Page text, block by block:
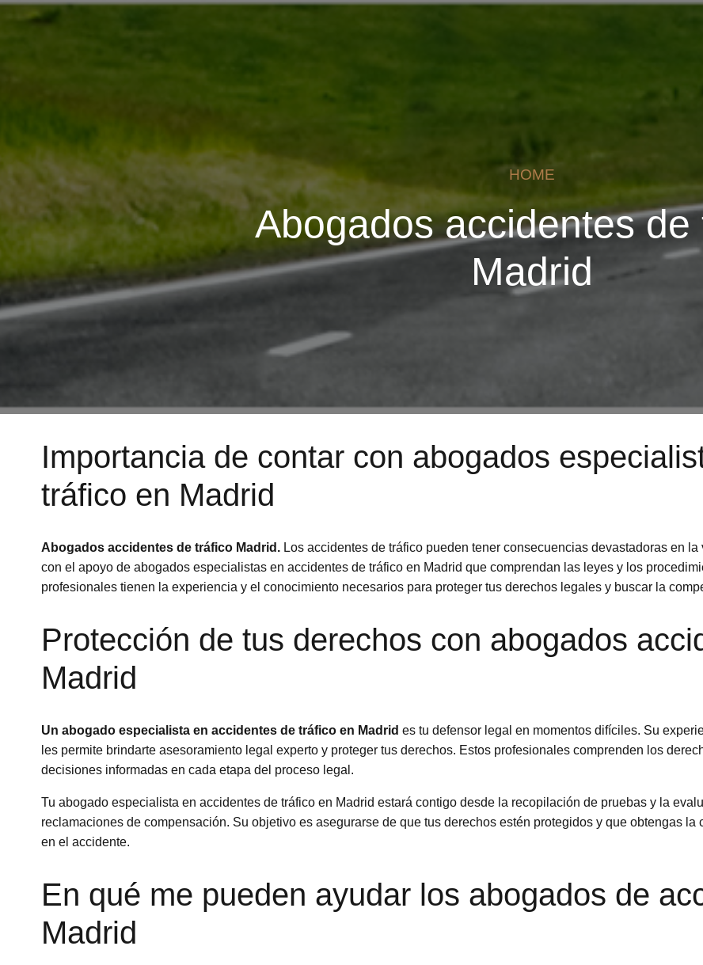
HOME
Abogados accidentes de
Madrid
Importancia de contar con abogados
tráfico en Madrid
Abogados accidentes de tráfico Madrid. Los accidentes de tráfico pueden tener consecuencias devastadoras en
con el apoyo de abogados especialistas en accidentes de tráfico en Madrid que comprendan las leyes y los
profesionales tienen la experiencia y el conocimiento necesarios para proteger tus derechos legales y buscar la
Protección de tus derechos con abogados
Madrid
Un abogado especialista en accidentes de tráfico en Madrid es tu defensor legal en momentos difíciles. Su
les permite brindarte asesoramiento legal experto y proteger tus derechos. Estos profesionales comprenden los
decisiones informadas en cada etapa del proceso legal.
Tu abogado especialista en accidentes de tráfico en Madrid estará contigo desde la recopilación de pruebas y la
reclamaciones de compensación. Su objetivo es asegurarse de que tus derechos estén protegidos y que obtengas
en el accidente.
En qué me pueden ayudar los abogados de
Madrid